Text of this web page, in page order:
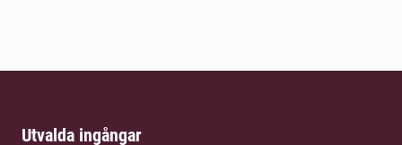
Utvalda ingångar